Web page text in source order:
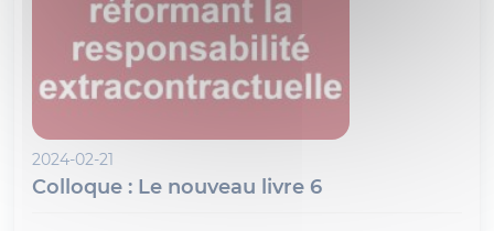
2024-02-21
Colloque : Le nouveau livre 6